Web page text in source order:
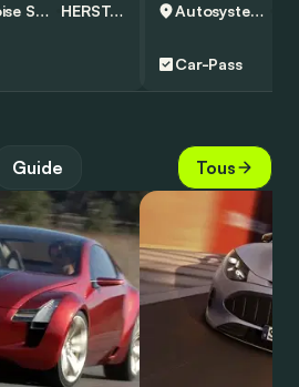
Automobile Visétoise SPRL HERSTAL Autosystem SA
Car-Pass
Guide Tous